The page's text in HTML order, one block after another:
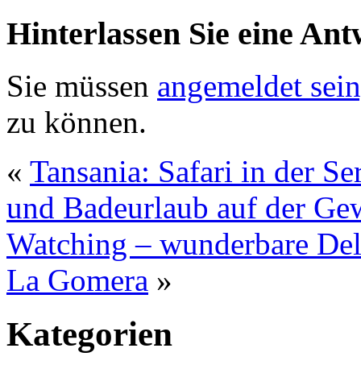
Hinterlassen Sie eine
Sie müssen angemeldet
zu können.
« Tansania: Safari in der
und Badeurlaub auf der
Watching – wunderbare
La Gomera »
Kategorien